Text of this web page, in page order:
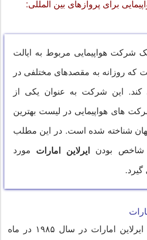
برای پروازهای بین المللی:
یک شرکت هواپیمایی مربوط به ایالت
که روزانه به مقصدهای مختلفی در
کند. این شرکت به عنوان یکی از
های هواپیمایی در لیست بهترین
شناخته شده است. در این مطلب
شاخص بودن ایرلاین امارات مورد
شرکت هواپیمایی ایرلاین امارات در سال ۱۹۸۵ در ماه